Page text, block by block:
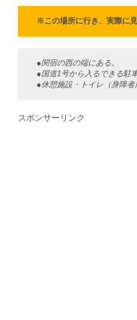
※この場所に行き、実際に
●関宿の西の端にある。
●国道1号から入るできる駐
●休憩施設・トイレ（身障者
スポンサーリンク